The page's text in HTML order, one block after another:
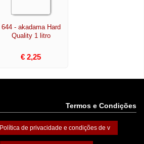
644 - akadama Hard
Quality 1 litro
€ 2,25
Termos e Condições
Política de privacidade e condições de v